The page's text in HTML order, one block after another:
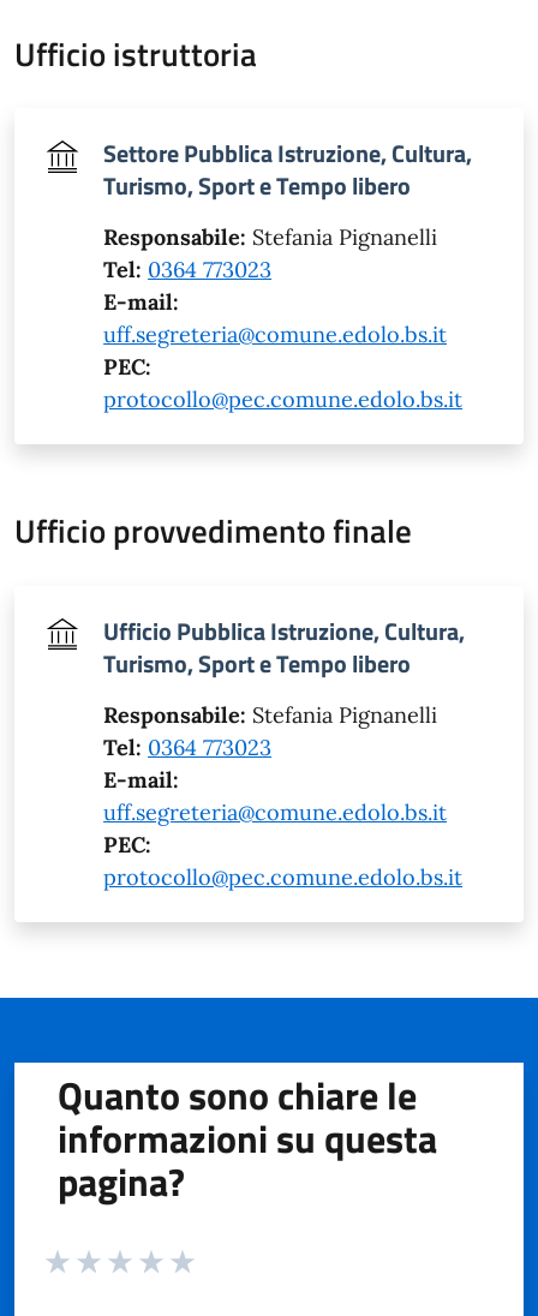
Ufficio istruttoria
Settore Pubblica Istruzione, Cultura,
Turismo, Sport e Tempo libero
Responsabile: Stefania Pignanelli
Tel: 0364 773023
E-mail:
uff.segreteria@comune.edolo.bs.it
PEC:
protocollo@pec.comune.edolo.bs.it
Ufficio provvedimento finale
Ufficio Pubblica Istruzione, Cultura,
Turismo, Sport e Tempo libero
Responsabile: Stefania Pignanelli
Tel: 0364 773023
E-mail:
uff.segreteria@comune.edolo.bs.it
PEC:
protocollo@pec.comune.edolo.bs.it
Quanto sono chiare le
informazioni su questa
pagina?
Valuta da 1 a 5 stelle la pagina